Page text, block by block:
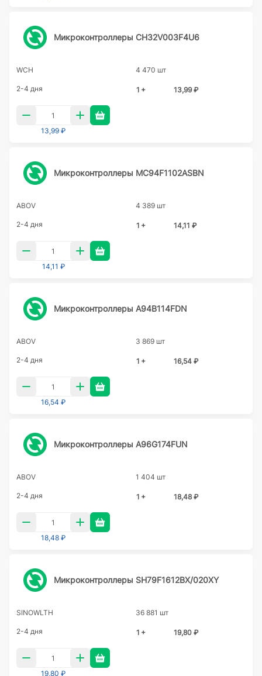
Микроконтроллеры CH32V003F4U6
WCH 4 470 шт
2-4 дня 1 + 13,99 ₽
13,99 ₽
Микроконтроллеры MC94F1102ASBN
ABOV 4 389 шт
2-4 дня 1 + 14,11 ₽
14,11 ₽
Микроконтроллеры A94B114FDN
ABOV 3 869 шт
2-4 дня 1 + 16,54 ₽
16,54 ₽
Микроконтроллеры A96G174FUN
ABOV 1 404 шт
2-4 дня 1 + 18,48 ₽
18,48 ₽
Микроконтроллеры SH79F1612BX/020XY
SINOWLTH 36 881 шт
2-4 дня 1 + 19,80 ₽
19,80 ₽